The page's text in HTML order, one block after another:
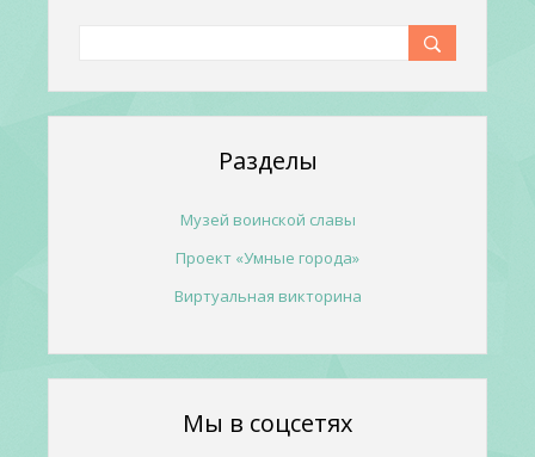
Разделы
Музей воинской славы
Проект «Умные города»
Виртуальная викторина
Мы в соцсетях